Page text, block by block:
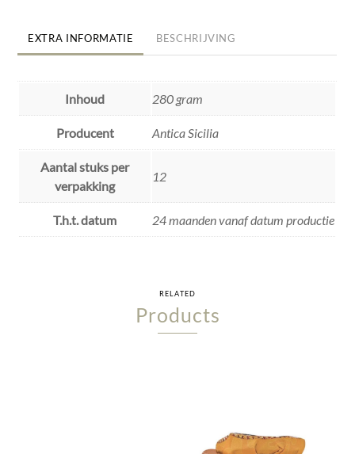
EXTRA INFORMATIE BESCHRIJVING
Inhoud 280 gram
Producent Antica Sicilia
Aantal stuks per
verpakking
12
T.h.t. datum 24 maanden vanaf datum productie
RELATED
Products